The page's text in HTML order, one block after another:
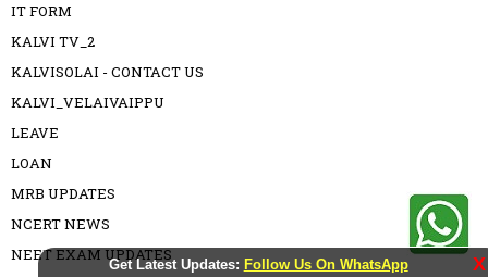
Get Latest Updates: Follow Us On WhatsApp X
IT FORM
KALVI TV_2
KALVISOLAI - CONTACT US
KALVI_VELAIVAIPPU
LEAVE
LOAN
MRB UPDATES
NCERT NEWS
NEET EXAM UPDATES